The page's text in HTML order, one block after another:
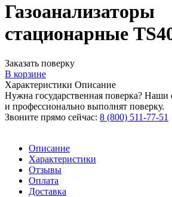
Газоанализаторы
стационарные
Заказать поверку
В корзине
Характеристики Описание
Нужна государственная поверка? Наши
и профессионально выполнят поверку.
Звоните прямо сейчас: 8 (800) 511-77-51
Описание
Характеристики
Отзывы
Оплата
Доставка